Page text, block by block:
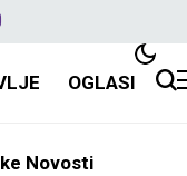
OGLASI
Novosti